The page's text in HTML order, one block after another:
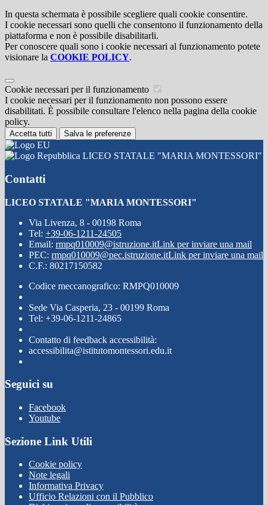
In questa schermata è possibile scegliere quali cookie consentire.
I cookie necessari sono quelli che consentono il funzionamento della
piattaforma e non è possibile disabilitarli.
Per conoscere quali sono i cookie necessari al funzionamento potete
visionare la COOKIE POLICY.
Cookie necessari per il funzionamento
I cookie necessari per il funzionamento non possono essere
disabilitati. È possibile consultare l'elenco nella pagina della cookie
policy.
Accetta tutti Salva le preferenze
LICEO STATALE "MARIA MONTESSORI"
Contatti
LICEO STATALE "MARIA MONTESSORI"
Via Livenza, 8 - 00198 Roma
Tel: +39-06-1211-24505
Email: rmpq010009@istruzione.itLink per inviare una mail
PEC: rmpq010009@pec.istruzione.itLink per inviare una mail
C.F.: 80217150582
Codice meccanografico: RMPQ010009
Sede Via Casperia, 23 - 00199 Roma
Tel: +39-06-1211-24865
Contatto di feedback accessibilità:
accessibilita@istitutomontessori.edu.it
Seguici su
Facebook
Youtube
Sezione Link Utili
Cookie policy
Note legali
Informativa Privacy
Ufficio Relazioni con il Pubblico